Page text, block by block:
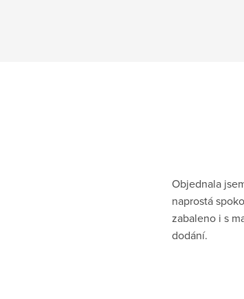
Objednala
naprostá
zabaleno i s
dodání.